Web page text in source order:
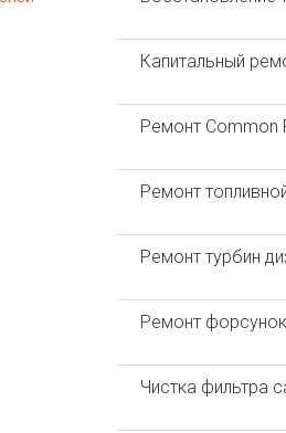
Капитальный
Ремонт Common
Ремонт
Ремонт турбин
Ремонт
Чистка фильтра